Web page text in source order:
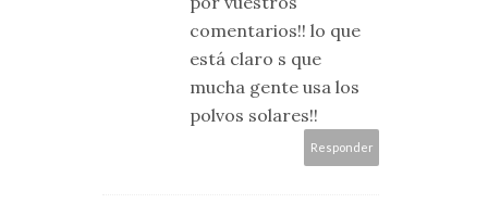
comentarios!! lo que
está claro s que
mucha gente usa los
polvos solares!!
Responder